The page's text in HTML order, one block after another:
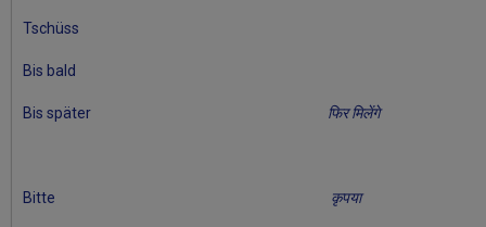
Tschüss
Bis bald
Bis später फिर मिलेंगे
Bitte कृपया